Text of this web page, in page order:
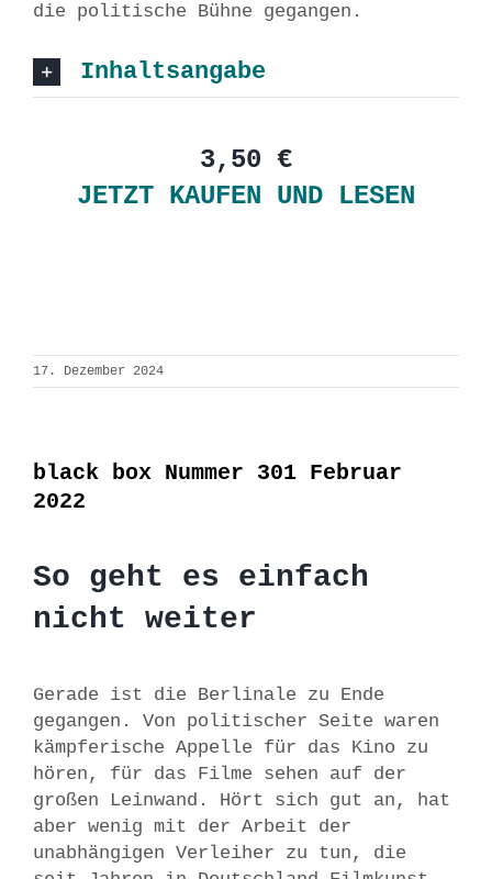
die politische Bühne gegangen.
Inhaltsangabe
3,50 €
JETZT KAUFEN UND LESEN
17. Dezember 2024
black box Nummer 301 Februar
2022
So geht es einfach
nicht weiter
Gerade ist die Berlinale zu Ende
gegangen. Von politischer Seite waren
kämpferische Appelle für das Kino zu
hören, für das Filme sehen auf der
großen Leinwand. Hört sich gut an, hat
aber wenig mit der Arbeit der
unabhängigen Verleiher zu tun, die